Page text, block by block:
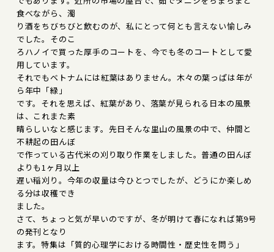
食べながら、濁
り酒をちびちびと飲むのが、私にとって何とも言えない愉しみ
でした。そのこ
ろハノイで買った厚手のコートを、今でも冬のコートとして愛
用しています。
それでもベトナムには紅葉はありません。木々の葉っぱは年が
ら年中「緑」
です。それを思えば、紅葉があり、落葉が見られる日本の風景
は、これまた素
晴らしいなと感じます。先日そんな里山の風景の中で、仲間と
不耕起の田んぼ
で作っている古代米の刈り取り作業をしました。普通の田んぼ
よりも1ヶ月以上
遅い稲刈り。今年の収量は今ひとつでしたが、どうにか楽しめ
る分は収穫でき
ました。
さて、ちょっと気が早いのですが、冬が明けて春になれば第9号
の発刊となり
ます。特集は「質的心理学における時間性・歴史性を問う」